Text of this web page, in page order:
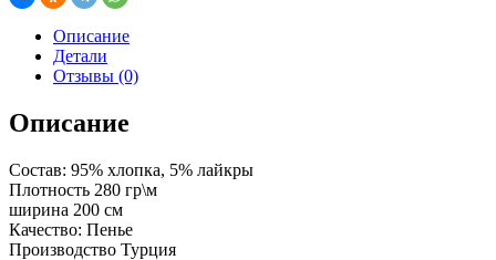
Описание
Детали
Отзывы (0)
Описание
Состав: 95% хлопка, 5% лайкры
Плотность 280 гр\м
ширина 200 см
Качество: Пенье
Производство Турция